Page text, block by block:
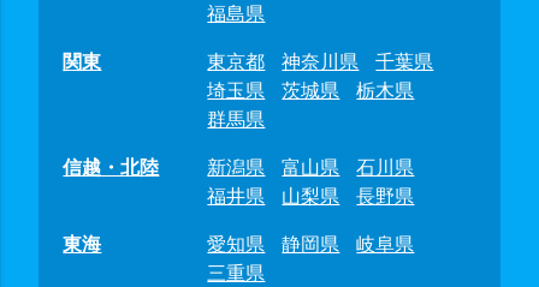
福島県
関東
東京都 神奈川県
千葉県
埼玉県
茨城県
栃木県
群馬県
信越・北陸
新潟県 富山県
石川県
福井県
山梨県
長野県
東海
愛知県 静岡県
岐阜県
三重県